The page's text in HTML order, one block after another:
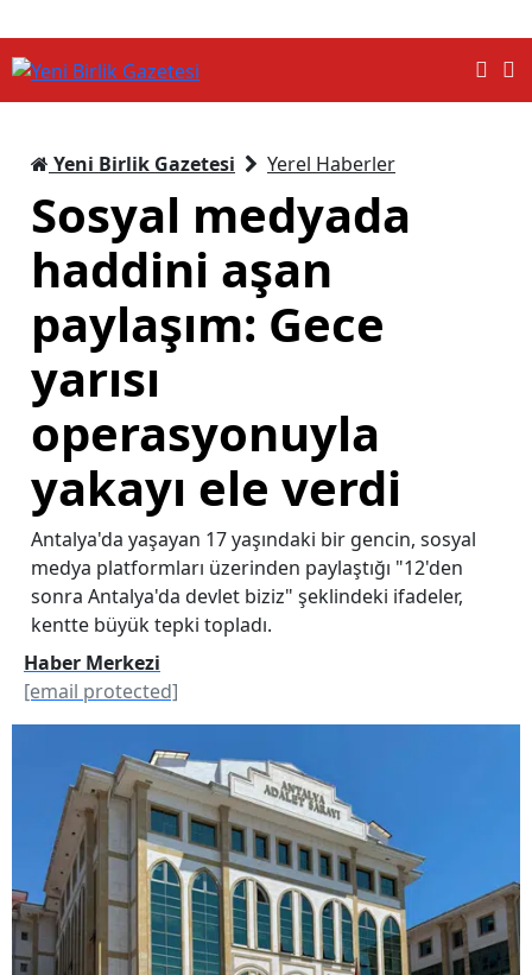
Yeni Birlik Gazetesi Yerel Haberler
Sosyal medyada
haddini aşan
paylaşım: Gece
yarısı
operasyonuyla
yakayı ele verdi
Antalya'da yaşayan 17 yaşındaki bir gencin, sosyal
medya platformları üzerinden paylaştığı "12'den
sonra Antalya'da devlet biziz" şeklindeki ifadeler,
kentte büyük tepki topladı.
Haber Merkezi
[email protected]